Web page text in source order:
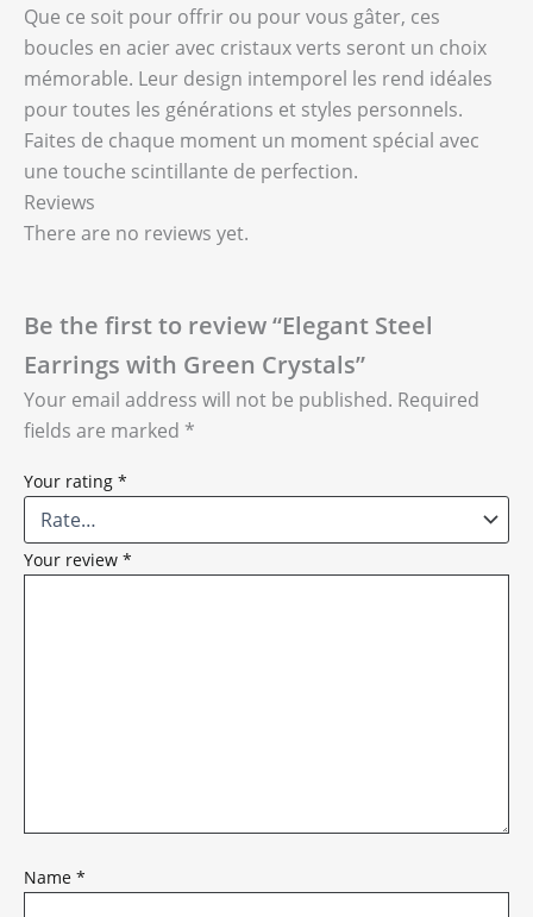
Que ce soit pour offrir ou pour vous gâter, ces
boucles en acier avec cristaux verts seront un choix
mémorable. Leur design intemporel les rend idéales
pour toutes les générations et styles personnels.
Faites de chaque moment un moment spécial avec
une touche scintillante de perfection.
Reviews
There are no reviews yet.
Be the first to review “Elegant Steel
Earrings with Green Crystals”
Your email address will not be published. Required
fields are marked *
Your rating *
Your review *
Name *